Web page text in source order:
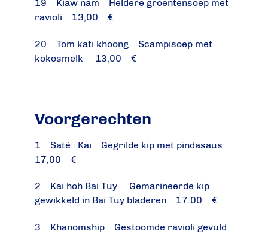
19 Kiaw nam Heldere groentensoep met
ravioli 13,00 €
20 Tom kati khoong Scampisoep met
kokosmelk 13,00 €
Voorgerechten
1 Saté : Kai Gegrilde kip met pindasaus
17,00 €
2 Kai hoh Bai Tuy Gemarineerde kip
gewikkeld in Bai Tuy bladeren 17.00 €
3 Khanomship Gestoomde ravioli gevuld